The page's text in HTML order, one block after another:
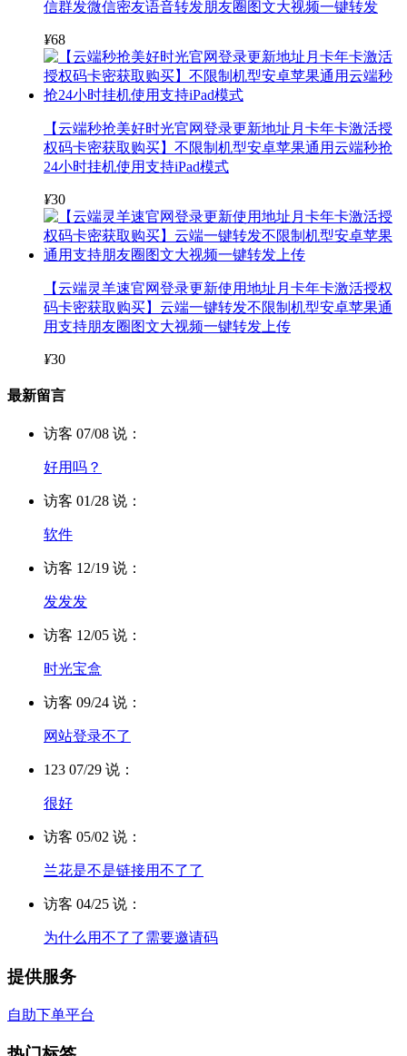
信群发微信密友语音转发朋友圈图文大视频一键转发
¥68
【云端秒抢美好时光官网登录更新地址月卡年卡激活授
权码卡密获取购买】不限制机型安卓苹果通用云端秒抢
24小时挂机使用支持iPad模式
¥30
【云端灵羊速官网登录更新使用地址月卡年卡激活授权
码卡密获取购买】云端一键转发不限制机型安卓苹果通
用支持朋友圈图文大视频一键转发上传
¥30
最新留言
访客 07/08 说：
好用吗？
访客 01/28 说：
软件
访客 12/19 说：
发发发
访客 12/05 说：
时光宝盒
访客 09/24 说：
网站登录不了
123 07/29 说：
很好
访客 05/02 说：
兰花是不是链接用不了了
访客 04/25 说：
为什么用不了了需要邀请码
提供服务
自助下单平台